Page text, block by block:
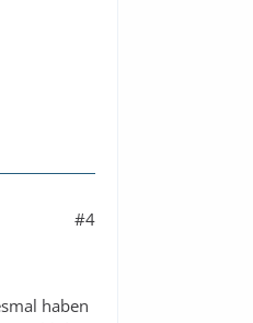
#4
haben